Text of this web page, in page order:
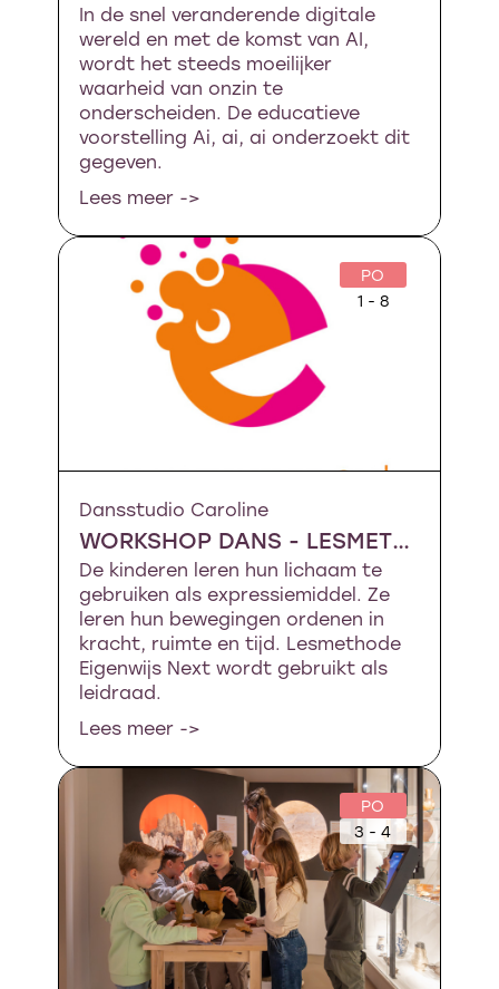
In de snel veranderende digitale
wereld en met de komst van AI,
wordt het steeds moeilijker
waarheid van onzin te
onderscheiden. De educatieve
voorstelling Ai, ai, ai onderzoekt dit
gegeven.
Lees meer ->
PO
1 - 8
Dansstudio Caroline
WORKSHOP DANS - LESMETHODE: EIGENWIJS NEXT
De kinderen leren hun lichaam te
gebruiken als expressiemiddel. Ze
leren hun bewegingen ordenen in
kracht, ruimte en tijd. Lesmethode
Eigenwijs Next wordt gebruikt als
leidraad.
Lees meer ->
PO
3 - 4